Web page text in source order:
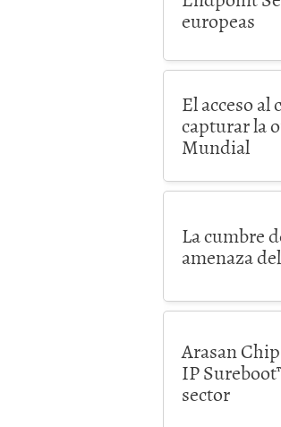
europeas
El acceso
capturar la
Mundial
La cumbre
amenaza
Arasan
IP
sector